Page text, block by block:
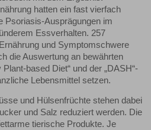
hatten ein fast vierfach
Psoriasis-Ausprägungen im
Essverhalten. 257
und Symptomschwere
die Auswertung an bewährten
based Diet“ und der „DASH“-
Lebensmittel setzen.
und Hülsenfrüchte stehen dabei
und Salz reduziert werden. Die
tierische Produkte. Je